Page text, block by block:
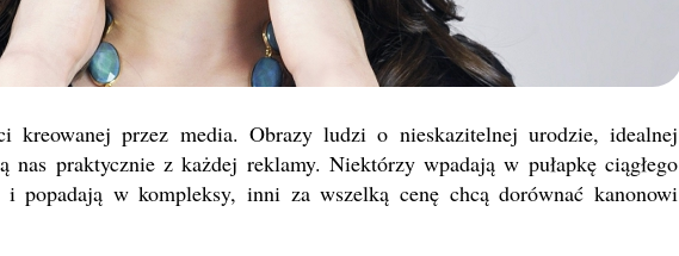
kreowanej przez media. Obrazy ludzi o nieskazitelnej urodzie, idealnej
praktycznie z każdej reklamy. Niektórzy wpadają w pułapkę ciągłego
popadają w kompleksy, inni za wszelką cenę chcą dorównać kanonowi